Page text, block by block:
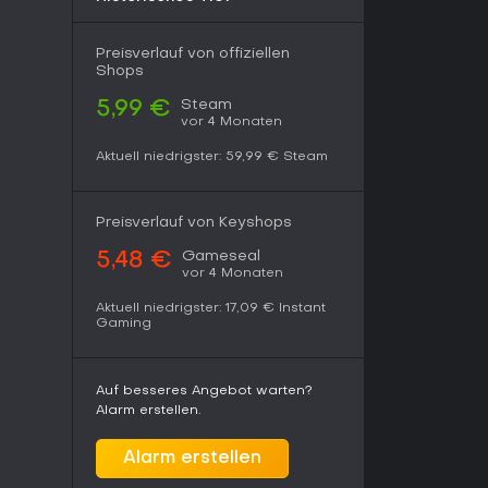
Preisverlauf von offiziellen
Shops
5,99 € Steam
vor 4 Monaten
Aktuell niedrigster: 59,99 € Steam
Preisverlauf von Keyshops
5,48 € Gameseal
vor 4 Monaten
Aktuell niedrigster: 17,09 €
Instant
Gaming
Auf besseres Angebot warten?
Alarm erstellen.
Alarm erstellen